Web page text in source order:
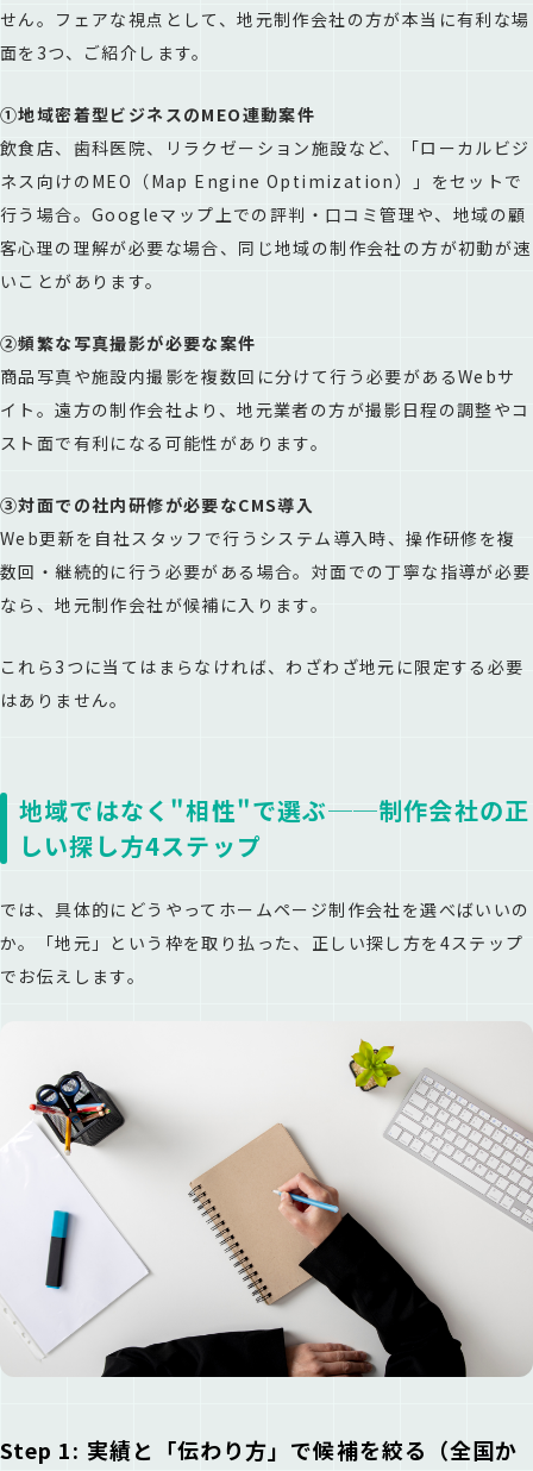
せん。フェアな視点として、地元制作会社の方が本当に有利な場
面を3つ、ご紹介します。
①地域密着型ビジネスのMEO連動案件
飲食店、歯科医院、リラクゼーション施設など、「ローカルビジ
ネス向けのMEO（Map Engine Optimization）」をセットで
行う場合。Googleマップ上での評判・口コミ管理や、地域の顧
客心理の理解が必要な場合、同じ地域の制作会社の方が初動が速
いことがあります。
②頻繁な写真撮影が必要な案件
商品写真や施設内撮影を複数回に分けて行う必要があるWebサ
イト。遠方の制作会社より、地元業者の方が撮影日程の調整やコ
スト面で有利になる可能性があります。
③対面での社内研修が必要なCMS導入
Web更新を自社スタッフで行うシステム導入時、操作研修を複
数回・継続的に行う必要がある場合。対面での丁寧な指導が必要
なら、地元制作会社が候補に入ります。
これら3つに当てはまらなければ、わざわざ地元に限定する必要
はありません。
地域ではなく"相性"で選ぶ──制作会社の正
しい探し方4ステップ
では、具体的にどうやってホームページ制作会社を選べばいいの
か。「地元」という枠を取り払った、正しい探し方を4ステップ
でお伝えします。
Step 1: 実績と「伝わり方」で候補を絞る（全国か